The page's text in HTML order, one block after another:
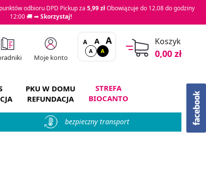
odbioru DPD Pickup za 5,99 złObowiązuje do 12.08 do godziny
12:00 🚚 ➡Skorzystaj!
Moje konto
A A A
A A
Koszyk
0,00 zł
PKU W DOMU
REFUNDACJA
STREFA
BIOCANTO
bezpieczny transport